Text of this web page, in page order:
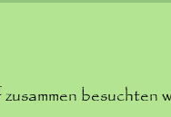
besuchten